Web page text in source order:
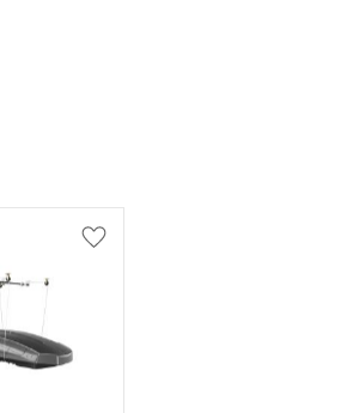
Lägg till i favoriter